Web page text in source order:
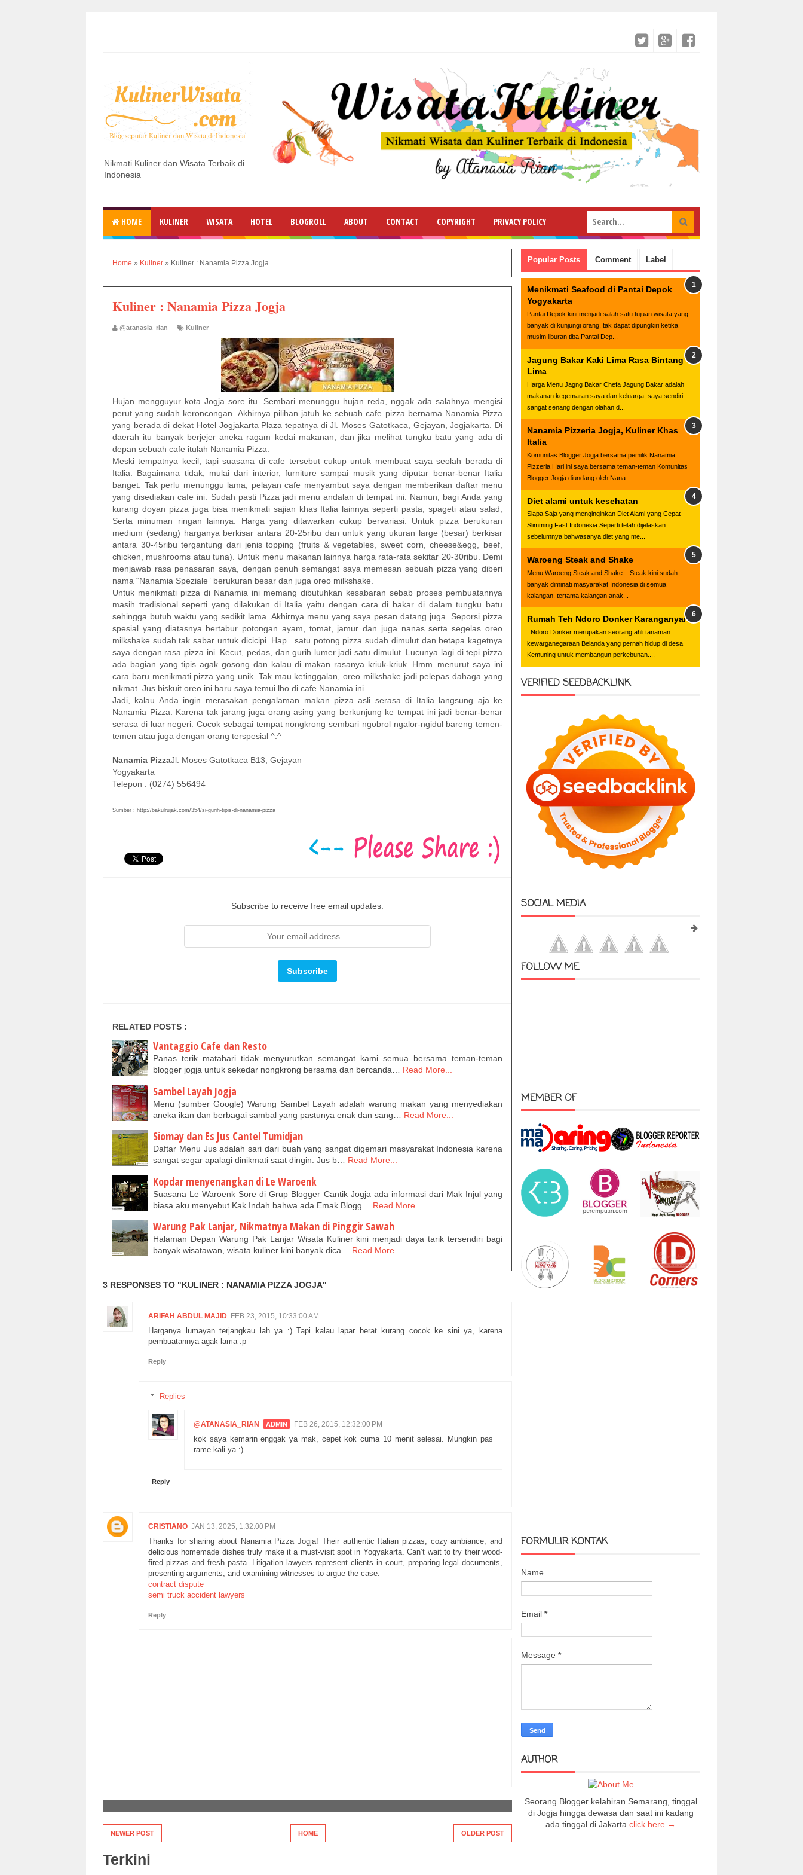
Nikmati Kuliner dan Wisata Terbaik di
Indonesia
HOME KULINER WISATA HOTEL BLOGROLL ABOUT CONTACT COPYRIGHT PRIVACY POLICY
Home » Kuliner » Kuliner : Nanamia Pizza Jogja
Kuliner : Nanamia Pizza Jogja
@atanasia_rian Kuliner
Hujan mengguyur kota Jogja sore itu. Sembari menunggu hujan reda, nggak ada salahnya mengisi
perut yang sudah keroncongan. Akhirnya pilihan jatuh ke sebuah cafe pizza bernama Nanamia Pizza
yang berada di dekat Hotel Jogjakarta Plaza tepatnya di Jl. Moses Gatotkaca, Gejayan, Jogjakarta. Di
daerah itu banyak berjejer aneka ragam kedai makanan, dan jika melihat tungku batu yang ada di
depan sebuah cafe itulah Nanamia Pizza.
Meski tempatnya kecil, tapi suasana di cafe tersebut cukup untuk membuat saya seolah berada di
Italia. Bagaimana tidak, mulai dari interior, furniture sampai musik yang diputar benar-benar Italia
banget. Tak perlu menunggu lama, pelayan cafe menyambut saya dengan memberikan daftar menu
yang disediakan cafe ini. Sudah pasti Pizza jadi menu andalan di tempat ini. Namun, bagi Anda yang
kurang doyan pizza juga bisa menikmati sajian khas Italia lainnya seperti pasta, spageti atau salad,
Serta minuman ringan lainnya. Harga yang ditawarkan cukup bervariasi. Untuk pizza berukuran
medium (sedang) harganya berkisar antara 20-25ribu dan untuk yang ukuran large (besar) berkisar
antara 30-45ribu tergantung dari jenis topping (fruits & vegetables, sweet corn, cheese&egg, beef,
chicken, mushrooms atau tuna). Untuk menu makanan lainnya harga rata-rata sekitar 20-30ribu. Demi
menjawab rasa penasaran saya, dengan penuh semangat saya memesan sebuah pizza yang diberi
nama “Nanamia Speziale” berukuran besar dan juga oreo milkshake.
Untuk menikmati pizza di Nanamia ini memang dibutuhkan kesabaran sebab proses pembuatannya
masih tradisional seperti yang dilakukan di Italia yaitu dengan cara di bakar di dalam tungku batu
sehingga butuh waktu yang sedikit lama. Akhirnya menu yang saya pesan datang juga. Seporsi pizza
spesial yang diatasnya bertabur potongan ayam, tomat, jamur dan juga nanas serta segelas oreo
milkshake sudah tak sabar untuk dicicipi. Hap.. satu potong pizza sudah dimulut dan betapa kagetnya
saya dengan rasa pizza ini. Kecut, pedas, dan gurih lumer jadi satu dimulut. Lucunya lagi di tepi pizza
ada bagian yang tipis agak gosong dan kalau di makan rasanya kriuk-kriuk. Hmm..menurut saya ini
cara baru menikmati pizza yang unik. Tak mau ketinggalan, oreo milkshake jadi pelepas dahaga yang
nikmat. Jus biskuit oreo ini baru saya temui lho di cafe Nanamia ini..
Jadi, kalau Anda ingin merasakan pengalaman makan pizza asli serasa di Italia langsung aja ke
Nanamia Pizza. Karena tak jarang juga orang asing yang berkunjung ke tempat ini jadi benar-benar
serasa di luar negeri. Cocok sebagai tempat nongkrong sembari ngobrol ngalor-ngidul bareng temen-
temen atau juga dengan orang terspesial ^.^
–
Nanamia PizzaJl. Moses Gatotkaca B13, Gejayan
Yogyakarta
Telepon : (0274) 556494
Sumber : http://bakulrujak.com/354/si-gurih-tipis-di-nanamia-pizza
Subscribe to receive free email updates:
RELATED POSTS :
Vantaggio Cafe dan Resto
Panas terik matahari tidak menyurutkan semangat kami semua bersama teman-teman
blogger jogja untuk sekedar nongkrong bersama dan bercanda… Read More...
Sambel Layah Jogja
Menu (sumber Google) Warung Sambel Layah adalah warung makan yang menyediakan
aneka ikan dan berbagai sambal yang pastunya enak dan sang…
Read More...
Siomay dan Es Jus Cantel Tumidjan
Daftar Menu Jus adalah sari dari buah yang sangat digemari masyarakat Indonesia karena
sangat segar apalagi dinikmati saat dingin. Jus b… Read More...
Kopdar menyenangkan di Le Waroenk
Suasana Le Waroenk Sore di Grup Blogger Cantik Jogja ada informasi dari Mak Injul yang
biasa aku menyebut Kak Indah bahwa ada Emak Blogg…
Read More...
Warung Pak Lanjar, Nikmatnya Makan di Pinggir Sawah
Halaman Depan Warung Pak Lanjar Wisata Kuliner kini menjadi daya tarik tersendiri bagi
banyak wisatawan, wisata kuliner kini banyak dica… Read More...
3 RESPONSES TO "KULINER : NANAMIA PIZZA JOGJA"
ARIFAH ABDUL MAJID FEB 23, 2015, 10:33:00 AM
Harganya lumayan terjangkau lah ya :) Tapi kalau lapar berat kurang cocok ke sini ya, karena
pembuatannya agak lama :p
Reply
Replies
@ATANASIA_RIAN FEB 26, 2015, 12:32:00 PM
kok saya kemarin enggak ya mak, cepet kok cuma 10 menit selesai. Mungkin pas
rame kali ya :)
Reply
CRISTIANO JAN 13, 2025, 1:32:00 PM
Thanks for sharing about Nanamia Pizza Jogja! Their authentic Italian pizzas, cozy ambiance, and
delicious homemade dishes truly make it a must-visit spot in Yogyakarta. Can’t wait to try their wood-
fired pizzas and fresh pasta. Litigation lawyers represent clients in court, preparing legal documents,
presenting arguments, and examining witnesses to argue the case.
contract dispute
semi truck accident lawyers
Reply
NEWER POST OLDER POST
HOME
Terkini
Popular Posts Comment Label
Menikmati Seafood di Pantai Depok
Yogyakarta
Pantai Depok kini menjadi salah satu tujuan wisata yang
banyak di kunjungi orang, tak dapat dipungkiri ketika
musim liburan tiba Pantai Dep...
Jagung Bakar Kaki Lima Rasa Bintang
Lima
Harga Menu Jagng Bakar Chefa Jagung Bakar adalah
makanan kegemaran saya dan keluarga, saya sendiri
sangat senang dengan olahan d...
Nanamia Pizzeria Jogja, Kuliner Khas
Italia
Komunitas Blogger Jogja bersama pemilik Nanamia
Pizzeria Hari ini saya bersama teman-teman Komunitas
Blogger Jogja diundang oleh Nana...
Diet alami untuk kesehatan
Siapa Saja yang menginginkan Diet Alami yang Cepat -
Slimming Fast Indonesia Seperti telah dijelaskan
sebelumnya bahwasanya diet yang me...
Waroeng Steak and Shake
Menu Waroeng Steak and Shake Steak kini sudah
banyak diminati masyarakat Indonesia di semua
kalangan, tertama kalangan anak...
Rumah Teh Ndoro Donker Karanganyar
Ndoro Donker merupakan seorang ahli tanaman
kewarganegaraan Belanda yang pernah hidup di desa
Kemuning untuk membangun perkebunan....
VERIFIED SEEDBACKLINK
SOCIAL MEDIA
FOLLOW ME
MEMBER OF
FORMULIR KONTAK
Name
Email *
Message *
AUTHOR
Seorang Blogger kelahiran Semarang, tinggal
di Jogja hingga dewasa dan saat ini kadang
ada tinggal di Jakarta click here →